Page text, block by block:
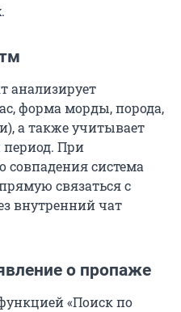
анализирует
форма морды, порода,
а также учитывает
При
система
связаться с
внутренний чат
о пропаже
«Поиск по